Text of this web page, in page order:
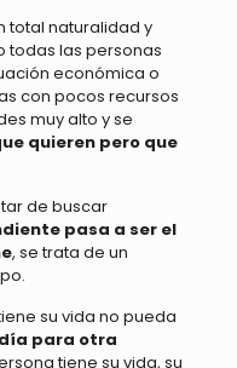
total naturalidad y
todas las personas
económica o
con pocos recursos
muy alto y se
quieren pero que
de buscar
pasa a ser el
, se trata de un
su vida no pueda
para otra
tiene su vida, su